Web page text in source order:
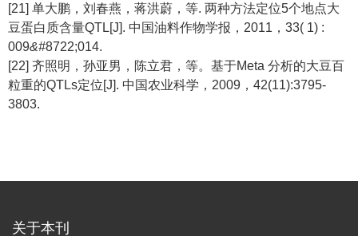
[21] 单大鹏，刘春燕，蒋洪蔚，等. 两种方法定位5个地点大
豆蛋白质含量QTL[J]. 中国油料作物学报，2011，33( 1) :
009&#8722;014.
[22] 齐照明，孙亚男，陈立君，等。基于Meta 分析的大豆百
粒重的QTLs定位[J]. 中国农业科学，2009，42(11):3795-
3803.
关于本刊